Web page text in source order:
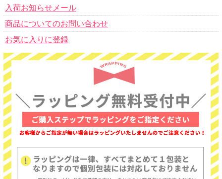
入荷お知らせメール
商品についてのお問い合わせ
お気に入りに登録